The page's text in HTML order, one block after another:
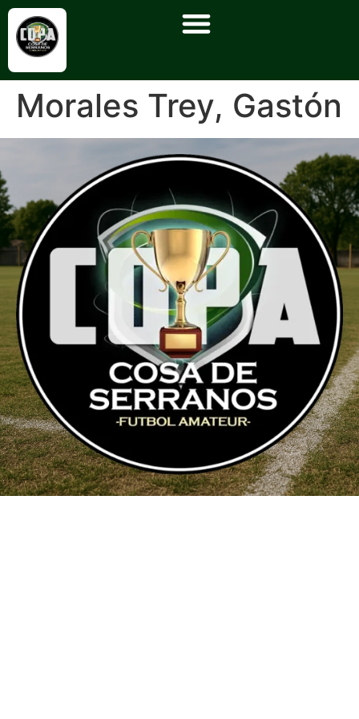
Morales Trey, Gastón